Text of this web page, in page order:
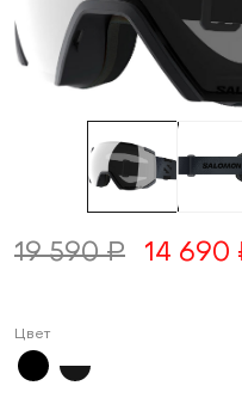
19 590 ₽ 14 690
Цвет